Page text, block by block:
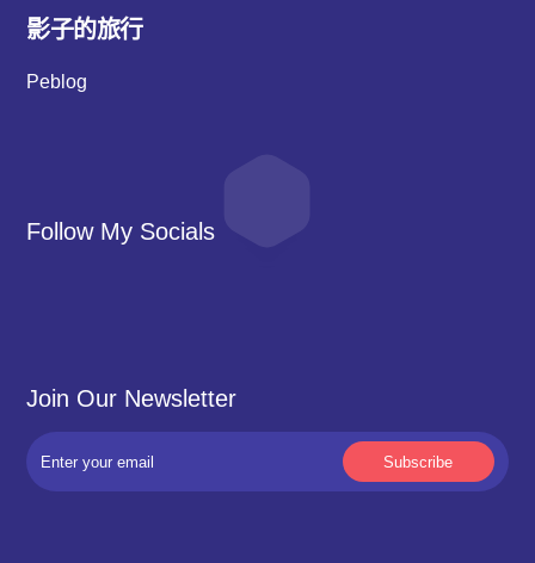
影子的旅行
Peblog
Follow My Socials
Join Our Newsletter